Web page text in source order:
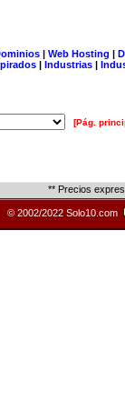
| Web Hosting |
| Industrias |
[Pág.
** Precios
© 2002/2022 Solo10.com